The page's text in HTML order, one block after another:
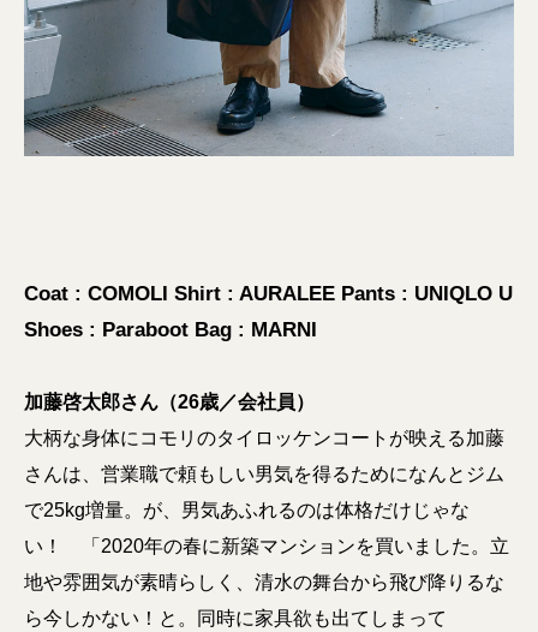
Coat : COMOLI Shirt : AURALEE Pants : UNIQLO U
Shoes : Paraboot Bag : MARNI
加藤啓太郎さん（26歳／会社員）
大柄な身体にコモリのタイロッケンコートが映える加藤
さんは、営業職で頼もしい男気を得るためになんとジム
で25kg増量。が、男気あふれるのは体格だけじゃな
い！ 「2020年の春に新築マンションを買いました。立
地や雰囲気が素晴らしく、清水の舞台から飛び降りるな
ら今しかない！と。同時に家具欲も出てしまって